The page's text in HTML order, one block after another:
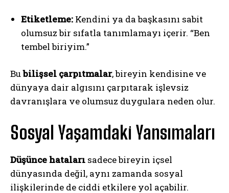
Etiketleme: Kendini ya da başkasını sabit
olumsuz bir sıfatla tanımlamayı içerir. “Ben
tembel biriyim.”
Bubilişsel çarpıtmalar, bireyin kendisine ve
dünyaya dair algısını çarpıtarak işlevsiz
davranışlara ve olumsuz duygulara neden olur.
Sosyal Yaşamdaki Yansımaları
Düşünce hataları sadece bireyin içsel
dünyasında değil, aynı zamanda sosyal
ilişkilerinde de ciddi etkilere yol açabilir.